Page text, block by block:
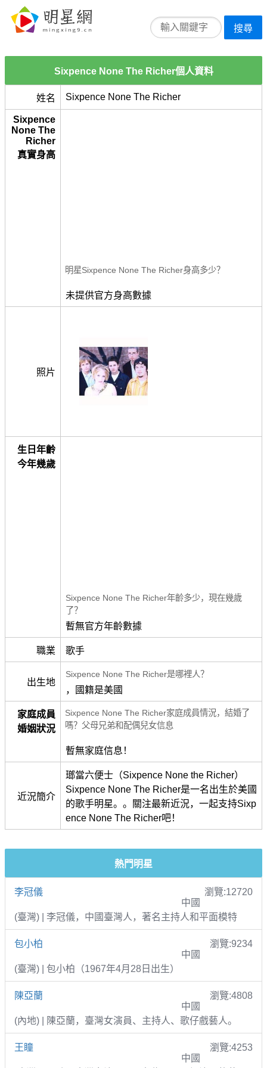
搜尋
Sixpence None The Richer個人資料
姓名 Sixpence None The Richer
Sixpence
None The
Richer
真實身高
明星Sixpence None The Richer身高多少？
未提供官方身高數據
照片
生日年齡
今年幾歲
Sixpence None The Richer年齡多少，現在幾歲
了？
暫無官方年齡數據
職業 歌手
出生地
Sixpence None The Richer是哪裡人？
，國籍是美國
家庭成員
婚姻狀況
Sixpence None The Richer家庭成員情況，結婚了
嗎？父母兄弟和配偶兒女信息
暫無家庭信息！
近況簡介
瑯當六便士（Sixpence None the Richer）
Sixpence None The Richer是一名出生於美國
的歌手明星。。關注最新近況，一起支持Sixp
ence None The Richer吧！
熱門明星
李冠儀
瀏覽:12720
中國
(臺灣) | 李冠儀，中國臺灣人，著名主持人和平面模特
包小柏
瀏覽:9234
中國
(臺灣) | 包小柏（1967年4月28日出生）
陳亞蘭
瀏覽:4808
中國
(內地) | 陳亞蘭，臺灣女演員、主持人、歌仔戲藝人。
王瞳
瀏覽:4253
中國